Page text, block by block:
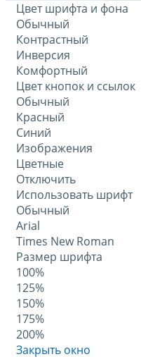
Цвет шрифта и фона
Обычный
Контрастный
Инверсия
Комфортный
Цвет кнопок и ссылок
Обычный
Красный
Синий
Изображения
Цветные
Отключить
Использовать шрифт
Обычный
Arial
Times New Roman
Размер шрифта
100%
125%
150%
175%
200%
Закрыть окно